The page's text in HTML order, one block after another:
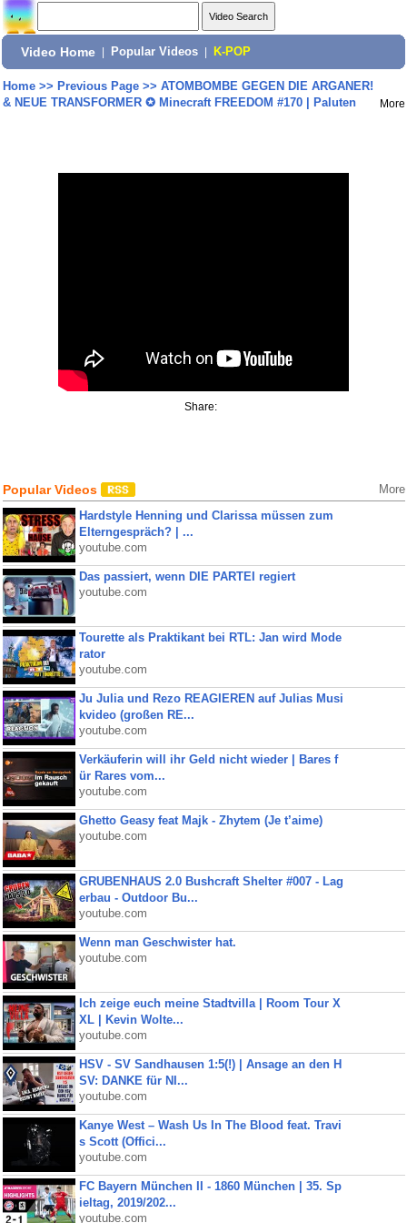
Video Home Popular Videos K-POP
Home>> Previous Page>> ATOMBOMBE GEGEN DIE ARGANER!
& NEUE TRANSFORMER ✪ Minecraft FREEDOM #170 | Paluten
More
Share:
Popular Videos More
Hardstyle Henning und Clarissa müssen zum
Elterngespräch? | ...
youtube.com
Das passiert, wenn DIE PARTEI regiert
youtube.com
Tourette als Praktikant bei RTL: Jan wird Mode
rator
youtube.com
Ju Julia und Rezo REAGIEREN auf Julias Musi
kvideo (großen RE...
youtube.com
Verkäuferin will ihr Geld nicht wieder | Bares f
ür Rares vom...
youtube.com
Ghetto Geasy feat Majk - Zhytem (Je t’aime)
youtube.com
GRUBENHAUS 2.0 Bushcraft Shelter #007 - Lag
erbau - Outdoor Bu...
youtube.com
Wenn man Geschwister hat.
youtube.com
Ich zeige euch meine Stadtvilla | Room Tour X
XL | Kevin Wolte...
youtube.com
HSV - SV Sandhausen 1:5(!) | Ansage an den H
SV: DANKE für NI...
youtube.com
Kanye West – Wash Us In The Blood feat. Travi
s Scott (Offici...
youtube.com
FC Bayern München II - 1860 München | 35. Sp
ieltag, 2019/202...
youtube.com